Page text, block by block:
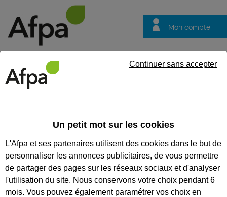
Mon compte
questions
FORMATION À DISTANCE :
CONFIGURER DES
ÉQUIPEMENTS RÉSEAUX
VIRTUELS (SDN/NFV)
Un petit mot sur les cookies
L'Afpa et ses partenaires utilisent des cookies dans le but de
personnaliser les annonces publicitaires, de vous permettre
de partager des pages sur les réseaux sociaux et d'analyser
l'utilisation du site. Nous conservons votre choix pendant 6
mois. Vous pouvez également paramétrer vos choix en
Continuer sans accepter